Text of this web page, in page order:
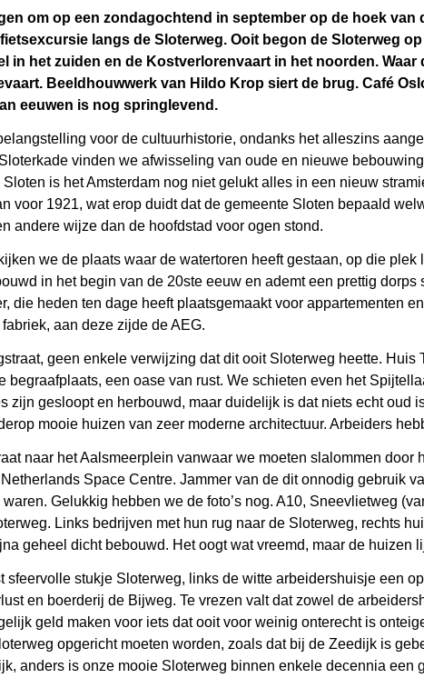
om op een zondagochtend in september op de hoek
langs de Sloterweg. Ooit begon de Sloterweg
in het zuiden en de Kostverlorenvaart in het noorden.
Beeldhouwwerk van Hildo Krop siert de brug. Café
eeuwen is nog springlevend.
voor de cultuurhistorie, ondanks het alleszins
vinden we afwisseling van oude en nieuwe
is het Amsterdam nog niet gelukt alles in een nieuw
voor 1921, wat erop duidt dat de gemeente Sloten bepaald
andere wijze dan de hoofdstad voor ogen stond.
we de plaats waar de watertoren heeft gestaan, op die
in het begin van de 20ste eeuw en ademt een prettig
die heden ten dage heeft plaatsgemaakt voor appartementen
aan deze zijde de AEG.
geen enkele verwijzing dat dit ooit Sloterweg heette. Huis
begraafplaats, een oase van rust. We schieten even het
zijn gesloopt en herbouwd, maar duidelijk is dat niets echt oud
mooie huizen van zeer moderne architectuur. Arbeiders
naar het Aalsmeerplein vanwaar we moeten slalommen
Space Centre. Jammer van de dit onnodig gebruik
Gelukkig hebben we de foto’s nog. A10, Sneevlietweg
Links bedrijven met hun rug naar de Sloterweg, rechts
geheel dicht bebouwd. Het oogt wat vreemd, maar de huizen
sfeervolle stukje Sloterweg, links de witte arbeidershuisje een
en boerderij de Bijweg. Te vrezen valt dat zowel de
geld maken voor iets dat ooit voor weinig onterecht is
opgericht moeten worden, zoals dat bij de Zeedijk is
anders is onze mooie Sloterweg binnen enkele decennia een